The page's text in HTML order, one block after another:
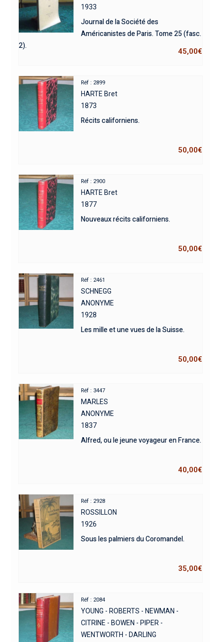
1933
Journal de la Société des
Américanistes de Paris. Tome 25 (fasc.
2).
45,00€
Réf : 2899
HARTE Bret
1873
Récits californiens.
50,00€
Réf : 2900
HARTE Bret
1877
Nouveaux récits californiens.
50,00€
Réf : 2461
SCHNEGG
ANONYME
1928
Les mille et une vues de la Suisse.
50,00€
Réf : 3447
MARLES
ANONYME
1837
Alfred, ou le jeune voyageur en France.
40,00€
Réf : 2928
ROSSILLON
1926
Sous les palmiers du Coromandel.
35,00€
Réf : 2084
YOUNG - ROBERTS - NEWMAN -
CITRINE - BOWEN - PIPER -
WENTWORTH - DARLING